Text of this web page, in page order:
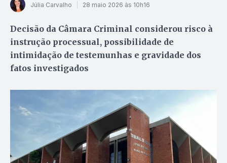
Júlia Carvalho 28 maio 2026 às 10h16
Decisão da Câmara Criminal considerou risco à
instrução processual, possibilidade de
intimidação de testemunhas e gravidade dos
fatos investigados